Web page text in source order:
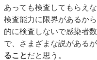
あっても検査してもらえ
検査能力に限界があるか
的に検査しないで感染者
で、さまざまな説があるが
ることだと思う。